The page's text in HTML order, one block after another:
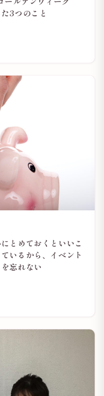
た3つのこと
とめておくといいこ
いるから、イベント
忘れない